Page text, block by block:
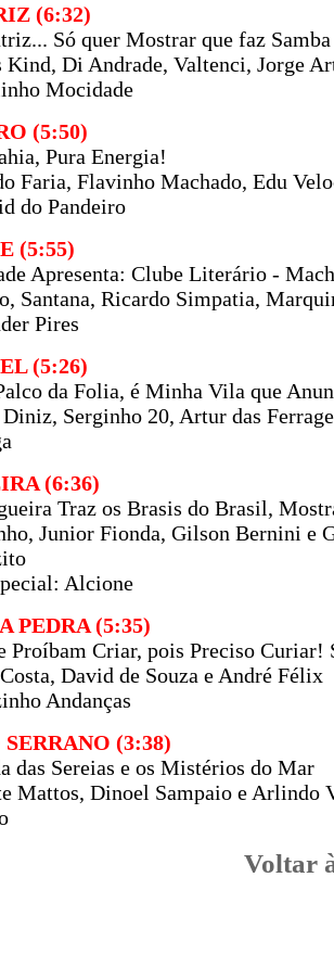
(6:32)
Só quer Mostrar que faz
Kind, Di Andrade, Valtenci, Jorge
Mocidade
(5:50)
Pura Energia!
Faria, Flavinho Machado, Edu
do Pandeiro
(5:55)
Apresenta: Clube Literário -
Santana, Ricardo Simpatia,
Pires
(5:26)
da Folia, é Minha Vila que
Serginho 20, Artur das
(6:36)
Traz os Brasis do Brasil,
Junior Fionda, Gilson Bernini e
Alcione
PEDRA (5:35)
Proíbam Criar, pois Preciso
David de Souza e André Félix
Andanças
(3:38)
das Sereias e os Mistérios do Mar
Mattos, Dinoel Sampaio e Arlindo
Voltar